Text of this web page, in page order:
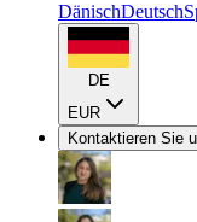
DänischDeutsch
DE
EUR
Kontaktieren Sie